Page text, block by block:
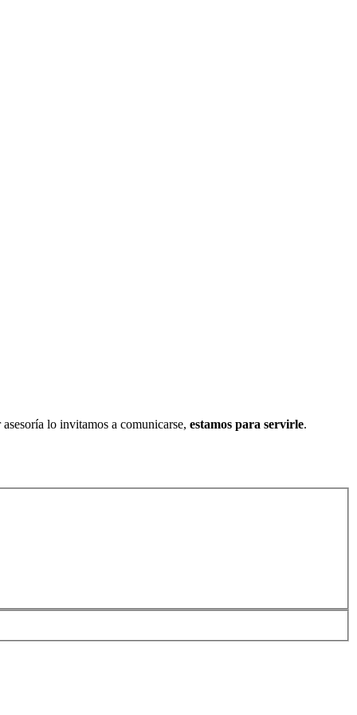
lo invitamos a comunicarse, estamos para servirle.